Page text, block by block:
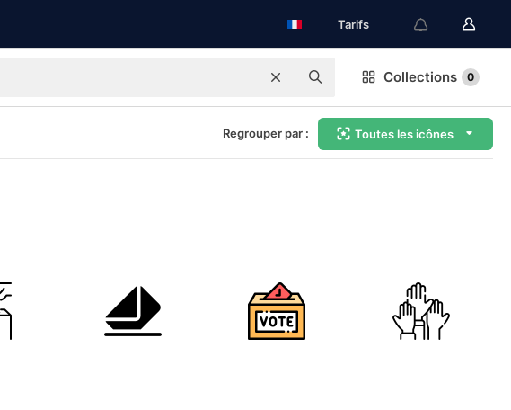
Tarifs
Collections 0
Regrouper par : Toutes les icônes